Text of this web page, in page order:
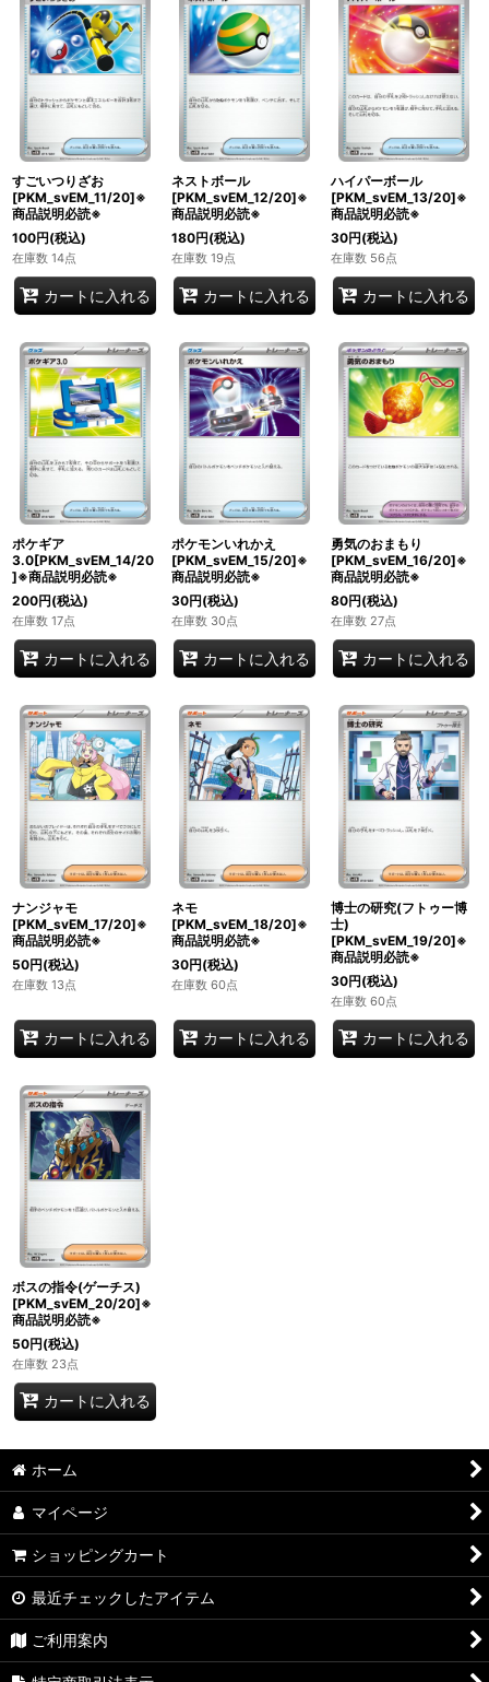
すごいつりざお
[PKM_svEM_11/20]※
商品説明必読※
100円(税込)
在庫数 14点
カートに入れる
ネストボール
[PKM_svEM_12/20]※
商品説明必読※
180円(税込)
在庫数 19点
カートに入れる
ハイパーボール
[PKM_svEM_13/20]※
商品説明必読※
30円(税込)
在庫数 56点
カートに入れる
ポケギア
3.0[PKM_svEM_14/20
]※商品説明必読※
200円(税込)
在庫数 17点
カートに入れる
ポケモンいれかえ
[PKM_svEM_15/20]※
商品説明必読※
30円(税込)
在庫数 30点
カートに入れる
勇気のおまもり
[PKM_svEM_16/20]※
商品説明必読※
80円(税込)
在庫数 27点
カートに入れる
ナンジャモ
[PKM_svEM_17/20]※
商品説明必読※
50円(税込)
在庫数 13点
カートに入れる
ネモ
[PKM_svEM_18/20]※
商品説明必読※
30円(税込)
在庫数 60点
カートに入れる
博士の研究(フトゥー博
士)
[PKM_svEM_19/20]※
商品説明必読※
30円(税込)
在庫数 60点
カートに入れる
ボスの指令(ゲーチス)
[PKM_svEM_20/20]※
商品説明必読※
50円(税込)
在庫数 23点
カートに入れる
ホーム
マイページ
ショッピングカート
最近チェックしたアイテム
ご利用案内